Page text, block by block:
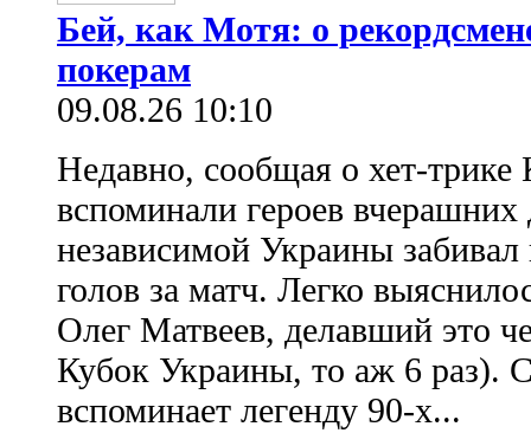
Бей, как Мотя: о
покерам
09.08.26 10:10
Недавно, сообщая о хет-
вспоминали героев
независимой Украины
голов за матч. Легко
Олег Матвеев, делавший это
Кубок Украины, то аж 6 раз).
вспоминает легенду 90-х...